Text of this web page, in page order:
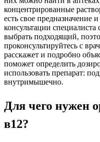
концентрированные
есть свое предназначение
консультации
выбрать подходящий,
проконсультируйтесь с
расскажет и подробно
поможет определить
использовать препарат:
внутримышечно.
Для чего нужен
в12?